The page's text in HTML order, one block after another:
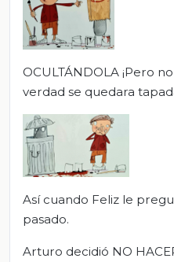
OCULTÁNDOLA ¡Pero
verdad se quedara
Así cuando Feliz le
pasado.
Arturo decidió NO